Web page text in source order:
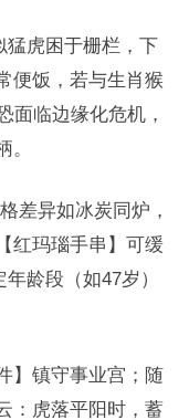
猛虎困于栅栏，下
便饭，若与生肖猴
面临边缘化危机，
。
差异如冰炭同炉，
红玛瑙手串】可缓
龄段（如47岁）
】镇守事业宫；随
：虎落平阳时，蓄